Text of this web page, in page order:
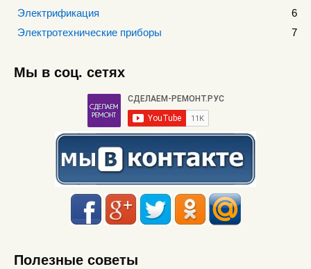
Электрификация
6
Электротехнические приборы
7
Мы в соц. сетях
Полезные советы